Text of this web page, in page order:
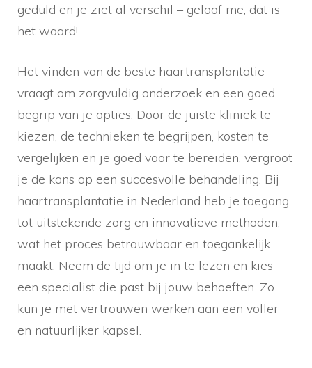
geduld en je ziet al verschil – geloof me, dat is
het waard!
Het vinden van de beste haartransplantatie
vraagt om zorgvuldig onderzoek en een goed
begrip van je opties. Door de juiste kliniek te
kiezen, de technieken te begrijpen, kosten te
vergelijken en je goed voor te bereiden, vergroot
je de kans op een succesvolle behandeling. Bij
haartransplantatie in Nederland heb je toegang
tot uitstekende zorg en innovatieve methoden,
wat het proces betrouwbaar en toegankelijk
maakt. Neem de tijd om je in te lezen en kies
een specialist die past bij jouw behoeften. Zo
kun je met vertrouwen werken aan een voller
en natuurlijker kapsel.